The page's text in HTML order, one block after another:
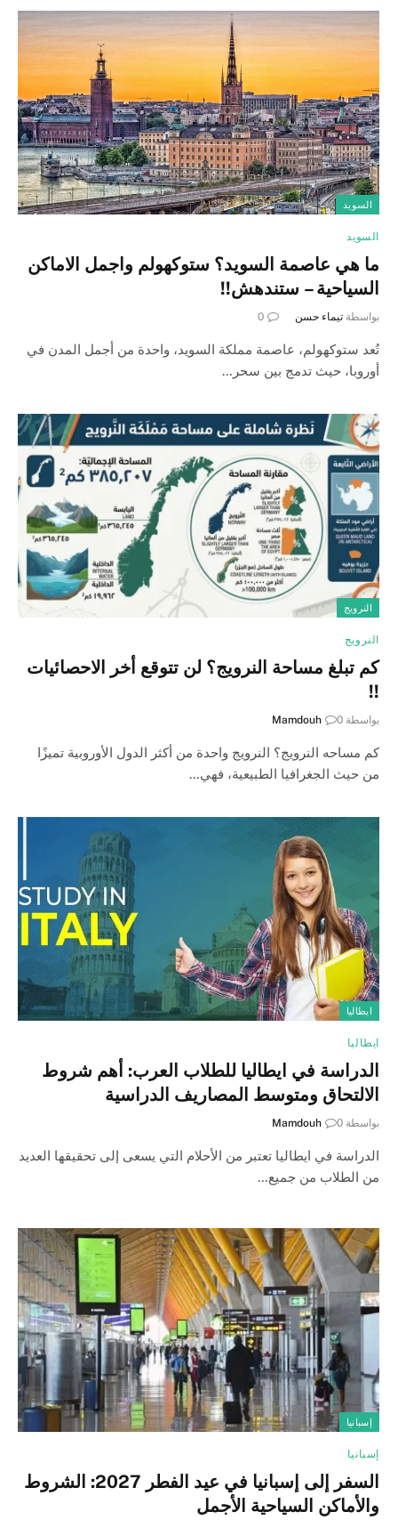
السويد
السويد
ما هي عاصمة السويد؟ ستوكهولم واجمل الاماكن
السياحية – ستندهش!!
بواسطة تيماء حسن 0
تُعد ستوكهولم، عاصمة مملكة السويد، واحدة من أجمل المدن في
أوروبا، حيث تدمج بين سحر…
النرويج
النرويج
كم تبلغ مساحة النرويج؟ لن تتوقع أخر الاحصائيات
!!
بواسطة Mamdouh 0
كم مساحه النرويج؟ النرويج واحدة من أكثر الدول الأوروبية تميزًا
من حيث الجغرافيا الطبيعية، فهي…
ايطاليا
ايطاليا
الدراسة في ايطاليا للطلاب العرب: أهم شروط
الالتحاق ومتوسط المصاريف الدراسية
بواسطة Mamdouh 0
الدراسة في ايطاليا تعتبر من الأحلام التي يسعى إلى تحقيقها العديد
من الطلاب من جميع…
إسبانيا
إسبانيا
السفر إلى إسبانيا في عيد الفطر 2027: الشروط
والأماكن السياحية الأجمل